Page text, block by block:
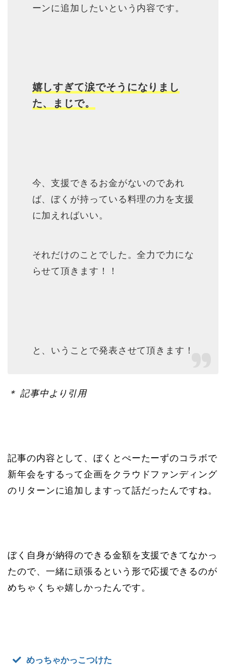
ーンに追加したいという内容です。
嬉しすぎて涙でそうになりまし
た、まじで。
今、支援できるお金がないのであれ
ば、ぼくが持っている料理の力を支援
に加えればいい。
それだけのことでした。全力で力にな
らせて頂きます！！
と、いうことで発表させて頂きます！
＊ 記事中より引用
記事の内容として、ぼくとぺーたーずのコラボで
新年会をするって企画をクラウドファンディング
のリターンに追加しますって話だったんですね。
ぼく自身が納得のできる金額を支援できてなかっ
たので、一緒に頑張るという形で応援できるのが
めちゃくちゃ嬉しかったんです。
めっちゃかっこつけた